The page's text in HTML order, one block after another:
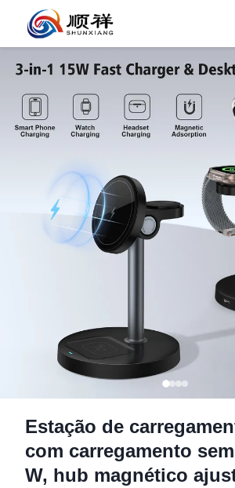
Estação de
com carregamento
W, hub magnético